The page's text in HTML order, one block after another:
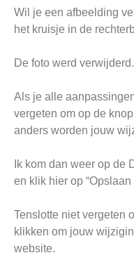
Wil je een afbeelding
het kruisje in de
De foto werd verwijderd.
Als je alle
vergeten om op de
anders worden jouw
Ik kom dan weer op de
en klik hier op “Opslaan
Tenslotte niet vergeten
klikken om jouw
website.